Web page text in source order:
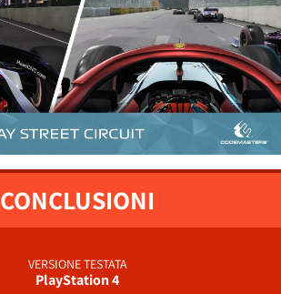
CONCLUSIONI
VERSIONE TESTATA
PlayStation 4